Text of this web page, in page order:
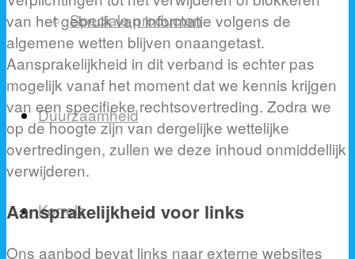
Speciale producten
Duurzaamheid
Korrels
van het gebruik van informatie volgens de
algemene wetten blijven onaangetast.
Aansprakelijkheid in dit verband is echter pas
mogelijk vanaf het moment dat we kennis krijgen
van een specifieke rechtsovertreding. Zodra we
op de hoogte zijn van dergelijke wettelijke
overtredingen, zullen we deze inhoud onmiddellijk
verwijderen.
Aansprakelijkheid voor links
Ons aanbod bevat links naar externe websites